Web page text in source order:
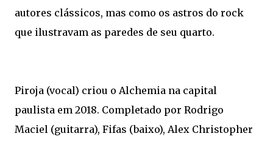
autores clássicos, mas como os astros do rock
que ilustravam as paredes de seu quarto.
Piroja (vocal) criou o Alchemia na capital
paulista em 2018. Completado por Rodrigo
Maciel (guitarra), Fifas (baixo), Alex Christopher